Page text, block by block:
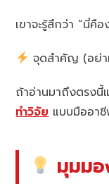
เขาจะรู้สึกว่า “นี่คื
จุดสำคัญ (อย่า
ถ้าอ่านมาถึงตรง
ทำวิจัยแบบมืออาชี
มุมม